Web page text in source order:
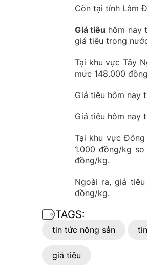
Còn tại tỉnh Lâm
Giá tiêu hôm nay
giá tiêu trong
Tại khu vực Tây
mức 148.000
Giá tiêu hôm nay
Giá tiêu hôm nay
Tại khu vực Đông
1.000 đồng/kg
đồng/kg.
Ngoài ra, giá
đồng/kg.
TAGS:
tin tức nông sản
giá tiêu